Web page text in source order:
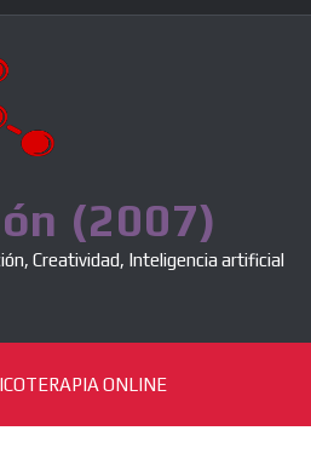
(2007)
Creatividad, Inteligencia artificial
ONLINE